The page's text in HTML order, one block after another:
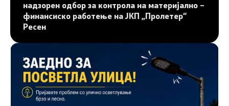
надзорен одбор за контрола на материјално –
финансиско работење на ЈКП „Пролетер“
Ресен